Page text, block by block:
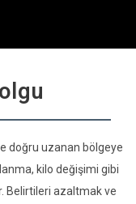
doğru uzanan bölgeye
kilo değişimi gibi
Belirtileri azaltmak ve